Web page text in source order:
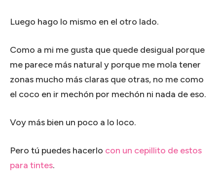
Luego hago lo mismo en el otro lado.
Como a mi me gusta que quede desigual porque
me parece más natural y porque me mola tener
zonas mucho más claras que otras, no me como
el coco en ir mechón por mechón ni nada de eso.
Voy más bien un poco a lo loco.
Pero tú puedes hacerlo con un cepillito de estos
para tintes.